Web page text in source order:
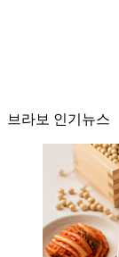
브라보 인기뉴스